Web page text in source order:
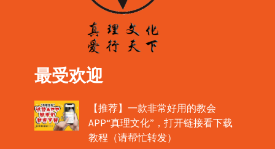
最受欢迎
【推荐】一款非常好用的教会
APP“真理文化”，打开链接看下载
教程（请帮忙转发）